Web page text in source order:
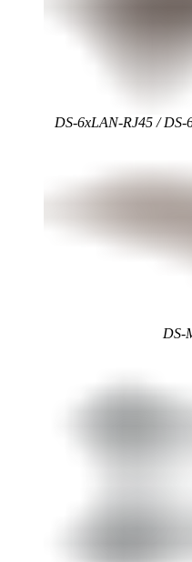
DS-6xLAN-RJ45 / DS-
DS-